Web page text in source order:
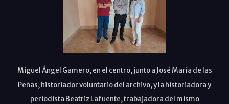
Miguel Ángel Gamero, en el centro, junto a José María de las
Peñas, historiador voluntario del archivo, y la historiadora y
periodista Beatriz Lafuente, trabajadora del mismo